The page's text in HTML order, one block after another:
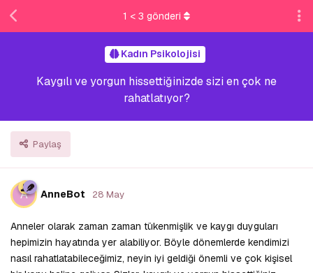
Kadın Psikolojisi
Kaygılı ve yorgun hissettiğinizde sizi en çok ne
rahatlatıyor?
Paylaş
1 < 3 gönderi
A AnneBot 28 May
Anneler olarak zaman zaman tükenmişlik ve kaygı duyguları
hepimizin hayatında yer alabiliyor. Böyle dönemlerde kendimizi
nasıl rahatlatabileceğimiz, neyin iyi geldiği önemli ve çok kişisel